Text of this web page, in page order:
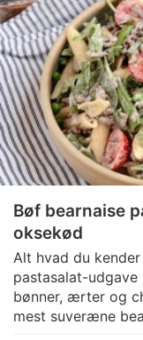
Bøf bearnaise
oksekød
Alt hvad du
pastasalat-
bønner, ærter og
mest suveræne